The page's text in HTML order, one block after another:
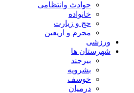
حوادث وانتظامی
خانواده
حج و زیارت
محرم و اریعین
ورزشی
شهرستان ها
بیرجند
بشرویه
خوسف
درمیان